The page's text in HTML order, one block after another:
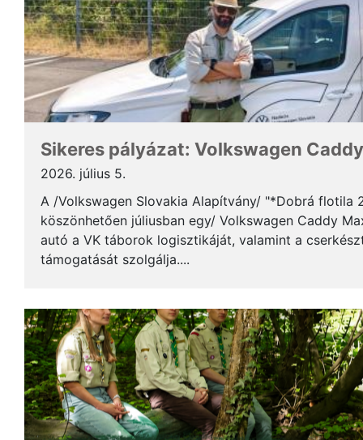
Sikeres pályázat: Volkswagen
2026. július 5.
A /Volkswagen Slovakia Alapítvány/ "*Dobrá flotila
köszönhetően júliusban egy/ Volkswagen Caddy
autó a VK táborok logisztikáját, valamint a
támogatását szolgálja....